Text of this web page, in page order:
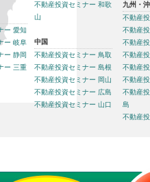
ー 愛知
ー 岐阜
ー 静岡
ー 三重
不動産投資セミナー 和歌
山
中国
不動産投資セミナー 鳥取
不動産投資セミナー 島根
不動産投資セミナー 岡山
不動産投資セミナー 広島
不動産投資セミナー 山口
九州・
不動産
不動産
不動産
不動産
不動産
不動産
不動産
島
不動産